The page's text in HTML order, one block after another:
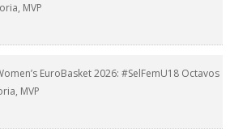
MVP
EuroBasket 2026: #SelFemU18 Octavos
MVP